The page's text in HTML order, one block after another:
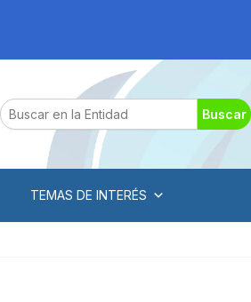
Search Buscar
TEMAS DE INTERÉS